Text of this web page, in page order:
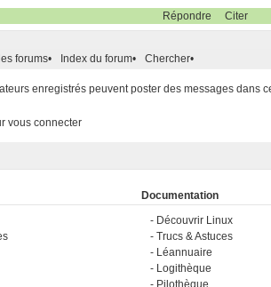
Répondre Citer
forums• Index du forum• Chercher•
enregistrés peuvent poster des messages dans
vous connecter
Documentation
Découvrir Linux
Trucs & Astuces
Léannuaire
Logithèque
Pilothèque